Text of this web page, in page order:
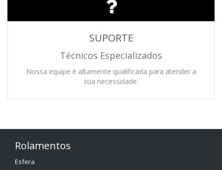
SUPORTE
Técnicos Especializados
Nossa equipe é altamente qualificada para atender a
sua necessidade.
Rolamentos
Esfera